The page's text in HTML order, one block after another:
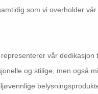
som vi overholder vår
vår dedikasjon
og stilige, men også